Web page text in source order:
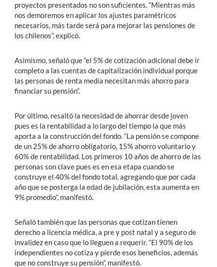
proyectos presentados no son suficientes. “Mientras más
nos demoremos en aplicar los ajustes paramétricos
necesarios, más tarde será para mejorar las pensiones de
los chilenos”, explicó.
Asimismo, señaló que “el 5% de cotización adicional debe ir
completo a las cuentas de capitalización individual porque
las personas de renta media necesitan más ahorro para
financiar su pensión”.
Por último, resaltó la necesidad de ahorrar desde joven
pues es la rentabilidad a lo largo del tiempo la que más
aporta a la construcción del fondo. “La pensión se compone
de un 25% de ahorro obligatorio, 15% ahorro voluntario y
60% de rentabilidad. Los primeros 10 años de ahorro de las
personas son clave pues es en esa etapa cuando se
construye el 40% del fondo total, agregando que por cada
año que se posterga la edad de jubilación, esta aumenta en
9% promedio”, manifestó.
Señaló también que las personas que cotizan tienen
derecho a licencia médica, a pre y post natal y a seguro de
invalidez en caso que lo lleguen a requerir. “El 90% de los
independientes no cotiza y pierde esos beneficios, además
que no construye su pensión”, manifestó.